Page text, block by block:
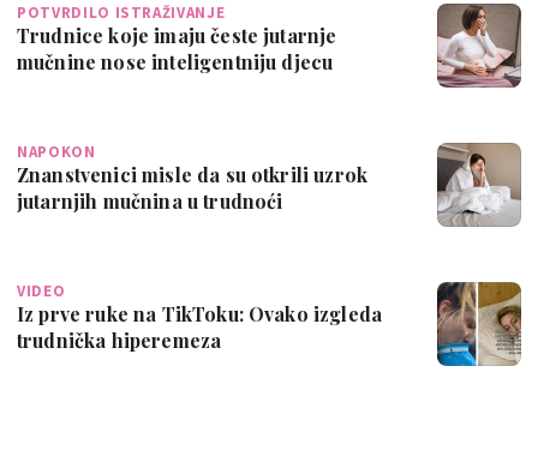
POTVRDILO ISTRAŽIVANJE
Trudnice koje imaju česte jutarnje
mučnine nose inteligentniju djecu
NAPOKON
Znanstvenici misle da su otkrili uzrok
jutarnjih mučnina u trudnoći
VIDEO
Iz prve ruke na TikToku: Ovako izgleda
trudnička hiperemeza